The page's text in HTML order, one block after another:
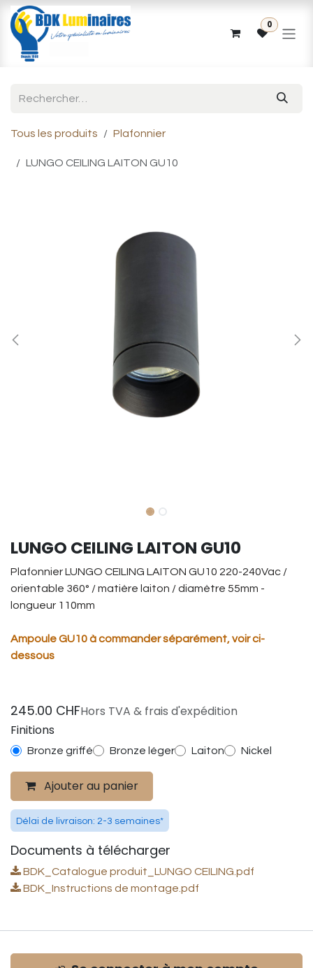
Se rendre au contenu
0
Tous les produits Plafonnier
LUNGO CEILING LAITON GU10
LUNGO CEILING LAITON GU10
Plafonnier LUNGO CEILING LAITON GU10 220-240Vac /
orientable 360° / matière laiton / diamètre 55mm -
longueur 110mm
Ampoule GU10 à commander séparément, voir ci-
dessous
245.00 CHFHors TVA & frais d'expédition
Finitions
Bronze griffé Bronze léger Laiton Nickel
Ajouter au panier
Délai de livraison: 2-3 semaines*
Documents à télécharger
BDK_Catalogue produit_LUNGO CEILING.pdf
BDK_Instructions de montage.pdf